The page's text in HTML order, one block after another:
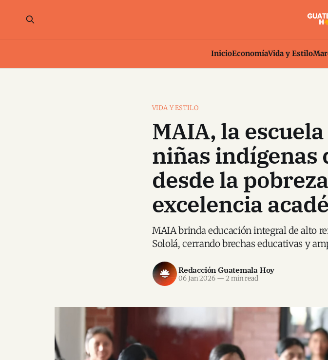
InicioEconomíaVida y Estilo
VIDA Y ESTILO
MAIA, la
niñas indígenas
desde la
excelencia
MAIA brinda educación integral de alto
Sololá, cerrando brechas educativas y
Redacción Guatemala Hoy
06 Jan 2026 — 2 min read